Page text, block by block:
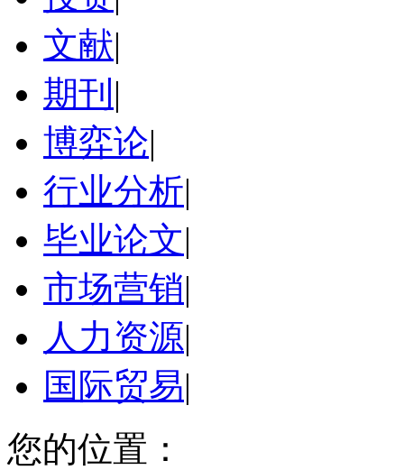
文献|
期刊 |
博弈论|
行业分析|
毕业论文|
市场营销|
人力资源|
国际贸易|
您的位置：